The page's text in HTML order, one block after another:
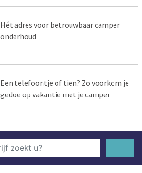
Hét adres voor betrouwbaar camper
onderhoud
Een telefoontje of tien? Zo voorkom je
gedoe op vakantie met je camper